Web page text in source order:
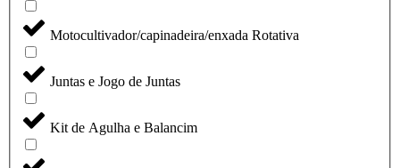
Motocultivador/capinadeira/enxada Rotativa
Juntas e Jogo de Juntas
Kit de Agulha e Balancim